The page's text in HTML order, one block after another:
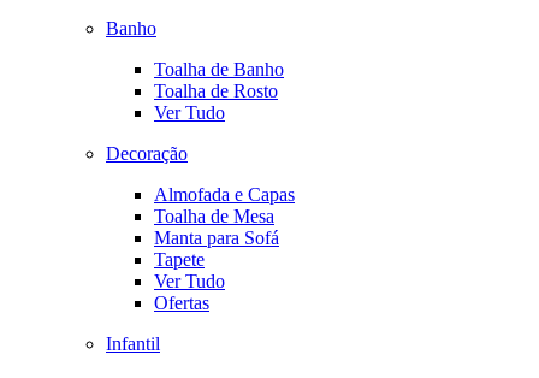
Banho
Toalha de Banho
Toalha de Rosto
Ver Tudo
Decoração
Almofada e Capas
Toalha de Mesa
Manta para Sofá
Tapete
Ver Tudo
Ofertas
Infantil